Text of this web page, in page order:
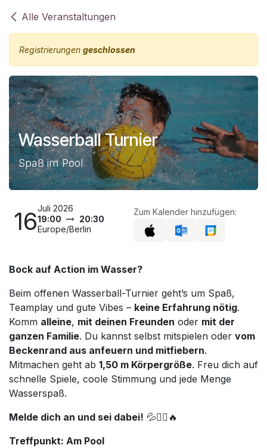
Alle Veranstaltungen
Registrierungen geschlossen
Wasserball Turnier
Spaß im Pool
16Juli 2026
19:00
20:30
Europe/Berlin
Zum Kalender hinzufügen:
Bock auf Action im Wasser?
Beim offenen Wasserball-Turnier geht’s um Spaß,
Teamplay und gute Vibes – keine Erfahrung nötig.
Komm alleine, mit deinen Freunden oder mit der
ganzen Familie. Du kannst selbst mitspielen oder vom
Beckenrand aus anfeuern und mitfiebern.
Mitmachen geht ab 1,50 m Körpergröße. Freu dich auf
schnelle Spiele, coole Stimmung und jede Menge
Wasserspaß.
Melde dich an und sei dabei! 💦🤽‍♂️🔥
Treffpunkt: Am Pool